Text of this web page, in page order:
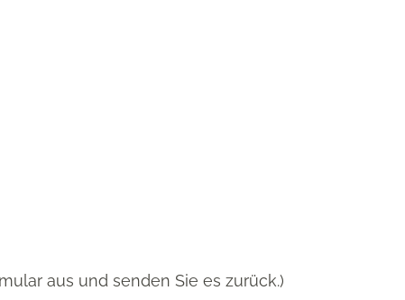
aus und senden Sie es zurück.)